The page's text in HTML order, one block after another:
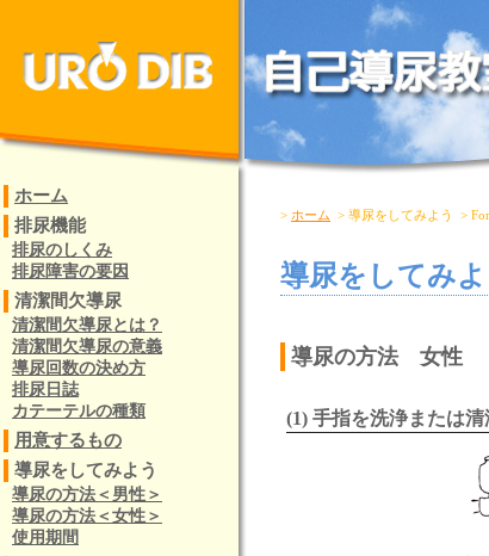
> ホーム > 導尿をしてみよう >
導尿をしてみよ
導尿の方法 女性
(1) 手指を洗浄または清
ホーム
排尿機能
排尿のしくみ
排尿障害の要因
清潔間欠導尿
清潔間欠導尿とは？
清潔間欠導尿の意義
導尿回数の決め方
排尿日誌
カテーテルの種類
用意するもの
導尿をしてみよう
導尿の方法＜男性＞
導尿の方法＜女性＞
使用期間